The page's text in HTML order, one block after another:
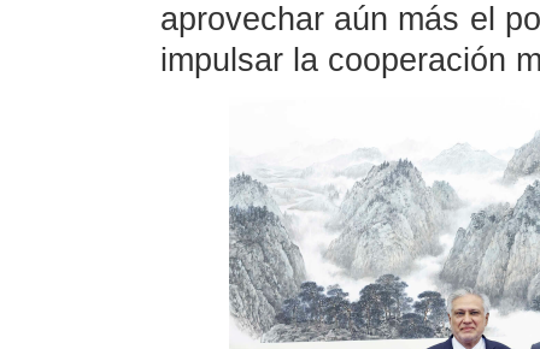
aprovechar aún más el
impulsar la cooperación